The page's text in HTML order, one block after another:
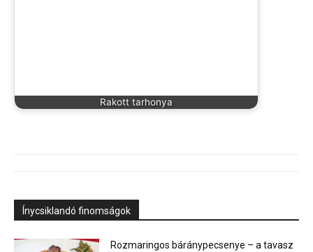
Rakott tarhonya
Ínycsiklandó finomságok
Rozmaringos báránypecsenye – a tavasz